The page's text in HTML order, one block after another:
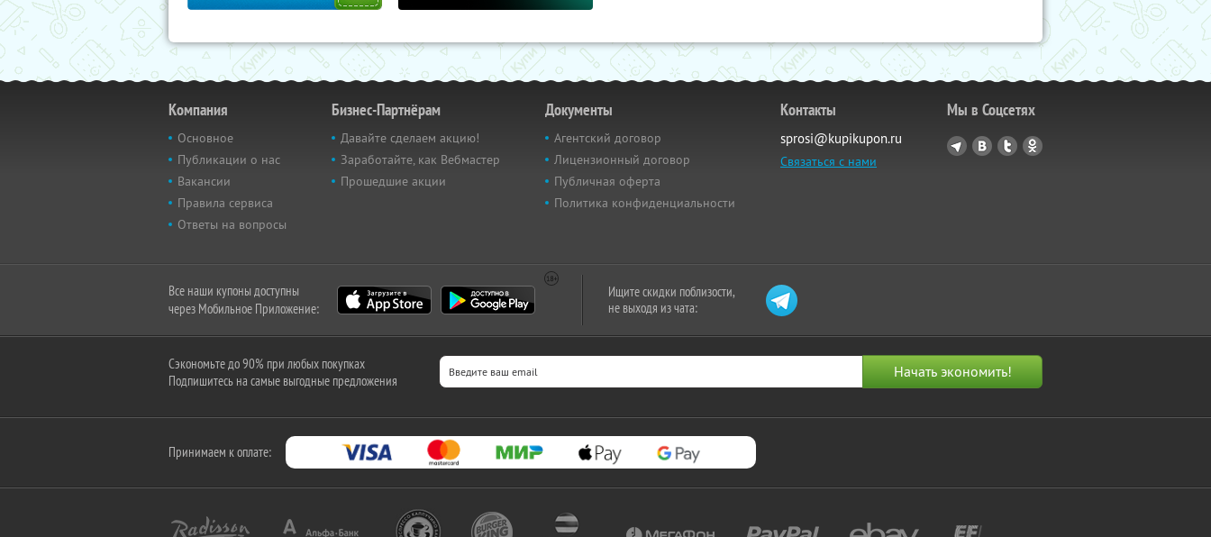
Компания
Основное
Публикации о нас
Вакансии
Правила сервиса
Ответы на вопросы
Бизнес-Партнёрам
Давайте сделаем акцию!
Заработайте, как Вебмастер
Прошедшие акции
Документы
Агентский договор
Лицензионный договор
Публичная оферта
Политика конфиденциальности
Контакты
sprosi@kupikupon.ru
Связаться с нами
Мы в Соцсетях
Все наши купоны доступны
через Мобильное Приложение:
Ищите скидки поблизости,
не выходя из чата:
Сэкономьте до 90% при любых покупках
Подпишитесь на самые выгодные предложения
Принимаем к оплате: